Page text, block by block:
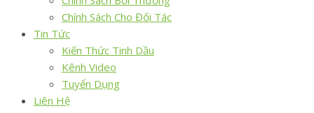
Chính Sách Cho Đối Tác
Tin Tức
Kiến Thức Tinh Dầu
Kênh Video
Tuyển Dụng
Liên Hệ